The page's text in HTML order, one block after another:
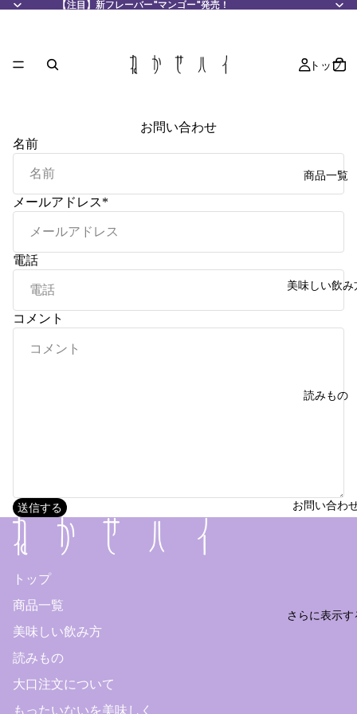
【注目】新フレーバー"マンゴー"発売！
【注目】新フレーバー"マンゴー"発売！
トップ
商品一覧
美味しい飲み
読みもの
お問い合わ
さらに表示す
お問い合わせ
名前
メールアドレス*
電話
コメント
送信する
トップ
商品一覧
美味しい飲み方
読みもの
大口注文について
もったいないを美味しく